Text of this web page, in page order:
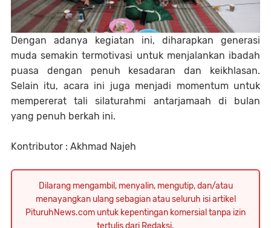
Dengan adanya kegiatan ini, diharapkan generasi
muda semakin termotivasi untuk menjalankan ibadah
puasa dengan penuh kesadaran dan keikhlasan.
Selain itu, acara ini juga menjadi momentum untuk
mempererat tali silaturahmi antarjamaah di bulan
yang penuh berkah ini.
Kontributor : Akhmad Najeh
Dilarang mengambil, menyalin, mengutip, dan/atau
menayangkan ulang sebagian atau seluruh isi artikel
PituruhNews.com untuk kepentingan komersial tanpa izin
tertulis dari Redaksi.